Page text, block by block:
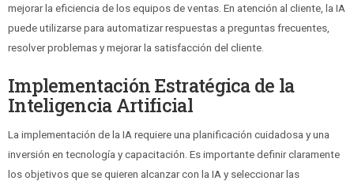
mejorar la eficiencia de los equipos de ventas. En atención al cliente, la IA
puede utilizarse para automatizar respuestas a preguntas frecuentes,
resolver problemas y mejorar la satisfacción del cliente.
Implementación Estratégica de la
Inteligencia Artificial
La implementación de la IA requiere una planificación cuidadosa y una
inversión en tecnología y capacitación. Es importante definir claramente
los objetivos que se quieren alcanzar con la IA y seleccionar las